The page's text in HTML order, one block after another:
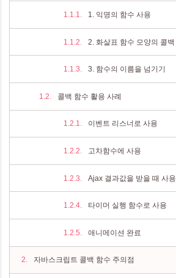
1. 익명의 함수 사용
2. 화살표 함수 모양의 콜백
3. 함수의 이름을 넘기기
콜백 함수 활용 사례
​이벤트 리스너로 사용
고차함수에 사용
Ajax 결과값을 받을 때 사용
타이머 실행 함수로 사용
애니메이션 완료
자바스크립트 콜백 함수 주의점